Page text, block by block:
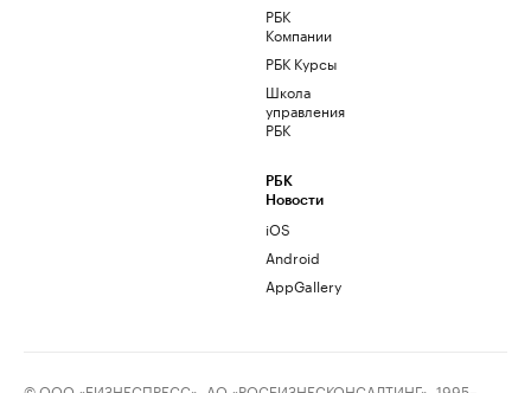
РБК
Компании
РБК Курсы
Школа
управления
РБК
РБК
Новости
iOS
Android
AppGallery